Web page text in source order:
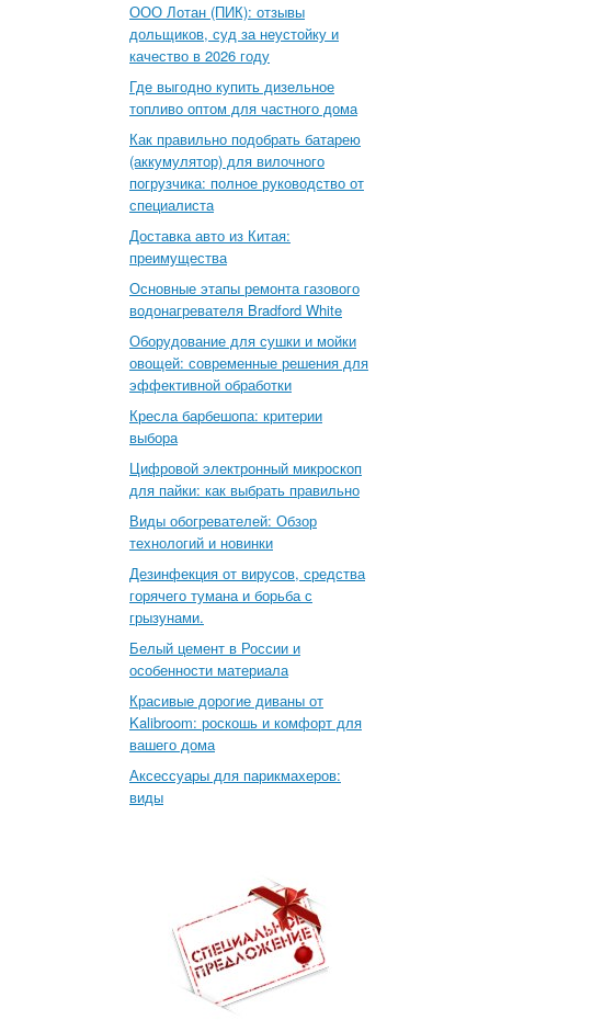
ООО Лотан (ПИК): отзывы
дольщиков, суд за неустойку и
качество в 2026 году
Где выгодно купить дизельное
топливо оптом для частного дома
Как правильно подобрать батарею
(аккумулятор) для вилочного
погрузчика: полное руководство от
специалиста
Доставка авто из Китая:
преимущества
Основные этапы ремонта газового
водонагревателя Bradford White
Оборудование для сушки и мойки
овощей: современные решения для
эффективной обработки
Кресла барбешопа: критерии
выбора
Цифровой электронный микроскоп
для пайки: как выбрать правильно
Виды обогревателей: Обзор
технологий и новинки
Дезинфекция от вирусов, средства
горячего тумана и борьба с
грызунами.
Белый цемент в России и
особенности материала
Красивые дорогие диваны от
Kalibroom: роскошь и комфорт для
вашего дома
Аксессуары для парикмахеров:
виды